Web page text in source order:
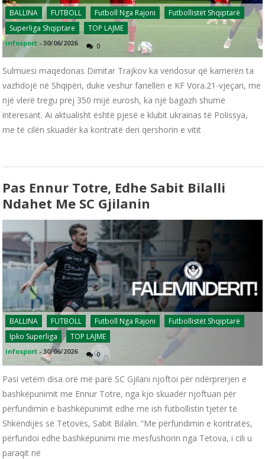
BALLINA FUTBOLL Futboll Nga Rajoni
Futbollistët Shqiptarë
Superliga Shqiptare
TOP LAJME
infosport -30/06/2026 0
Sulmuesi maqedonas Dimitar Trajkov ka vendosur që karrierën ta
vazhdojë në Shqipëri, duke veshur fanellën e KF Vora. ​21-vjeçari, me
një vlerë tregu prej 350 mijë eurosh, ka një bagazh shumë
interesant. Ai aktualisht është pjesë e klubit ukrainas të Polissya,
me të cilën skuadër ka kontratë deri qershorin e vitit
Pas Ennur Totre, Edhe Sabit Bilalli
Ndahet Me SC Gjilanin
BALLINA FUTBOLL Futboll Nga Rajoni
Futbollistët Shqiptarë
Ipko Superliga
TOP LAJME
infosport -30/06/2026 0
Pasi vetëm disa orë më parë SC Gjilani njoftoi për ndërprerjen e
bashkëpunimit me Ennur Totre, nga kjo skuadër njoftuan për
përfundimin e bashkëpunimit edhe me ish futbollistin tjetër të
Shkëndijës së Tetovës, Sabit Bilalin. “Me përfundimin e kontratës,
përfundoi edhe bashkëpunimi me mesfushorin nga Tetova, i cili u
paraqit në